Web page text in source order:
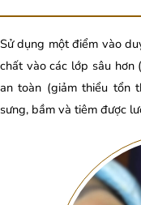
Sử dụng một điểm vào
chất vào các lớp sâu hơn
an toàn (giảm thiểu tổn
sưng, bầm và tiêm được